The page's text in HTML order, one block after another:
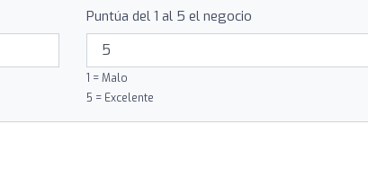
Puntúa del 1 al 5 el negocio
1 = Malo
5 = Excelente